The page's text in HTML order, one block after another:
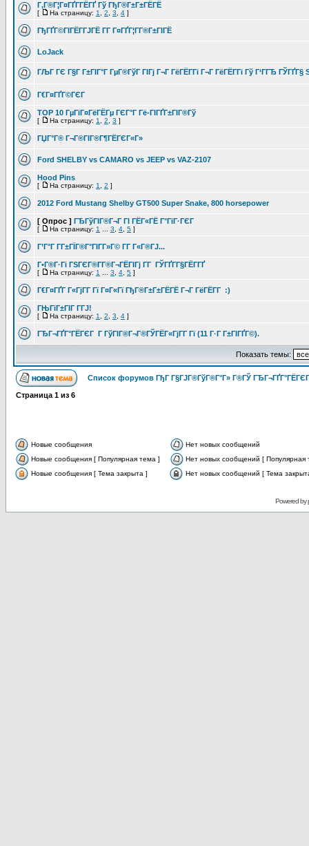
Г‚Г®Г¦Г¤ГҐГ­ГЁГҐ Гў ГђГ®Г±Г±ГЁГЁ
[ На страницу: 1 2 3 4 ]
ГђГҐГ©ГІГЁГ­ГЈГЁ Г­Г Г¤ГҐГ¦Г­Г®Г±ГІГЁ
LoJack
ГЉГ ГЄ Г§Г Г±ГІГ°Г ГµГ®ГўГ ГІГј Г¬Г ГёГЁГ­Гі Г¬Г ГёГЁГ­Гі Гў Г‘ГГЂ ГЎГҐГ§
Г€Г¤ГҐГ©ГЄГ
TOP 10 ГµГіГ¤ГёГЁГµ ГЄГ°Г Гё-ГІГҐГ±ГІГ®Гў
[ На страницу: 1 2 3 ]
ГЏГ°Г® Г¬Г®ГІГ®Г¶ГЁГЄГ«Г»
Ford SHELBY vs CAMARO vs JEEP vs VAZ-2107
Hood Pins
[ На страницу: 1 2 ]
2012 Ford Mustang Shelby GT500 Super Snake, 800 horsepower
[ Опрос ] ГЂГўГІГ®Г¬Г ГІ ГЁГ«ГЁ Г°ГіГ·ГЄГ
[ На страницу: 1 3 4 5 ]
Г’Г°Г Г­Г±ГЇГ®Г°ГІГ­Г»Г© Г­Г Г«Г®ГЈ...
Г•Г®Г·Гі ГЅГЄГ®Г­Г®Г¬ГЁГІГј Г­Г ГЎГҐГ­Г§ГЁГ­ГҐ
[ На страницу: 1 3 4 5 ]
Г€Г¤ГҐГ Г«ГјГ­Г Гї Г¤Г«Гї ГђГ®Г±Г±ГЁГЁ Г¬Г ГёГЁГ­Г :)
ГЊГіГ±ГІГ Г­ГЈ!
[ На страницу: 1 2 3 4 ]
ГЂГ¬ГҐГ°ГЁГЄГ Г ГўГІГ®Г¬Г®ГЎГЁГ«ГјГ­Г Гї (11 Г·Г Г±ГІГҐГ©).
Показать темы:
Список форумов ГђГ Г§ГЈГ®ГўГ®Г°Г» Г®ГЎ
Страница 1 из 6
Новые сообщения
Нет новых сообщений
Новые сообщения [ Популярная тема ]
Нет новых сообщений [ Популярная
Новые сообщения [ Тема закрыта ]
Нет новых сообщений [ Тема
Powered by